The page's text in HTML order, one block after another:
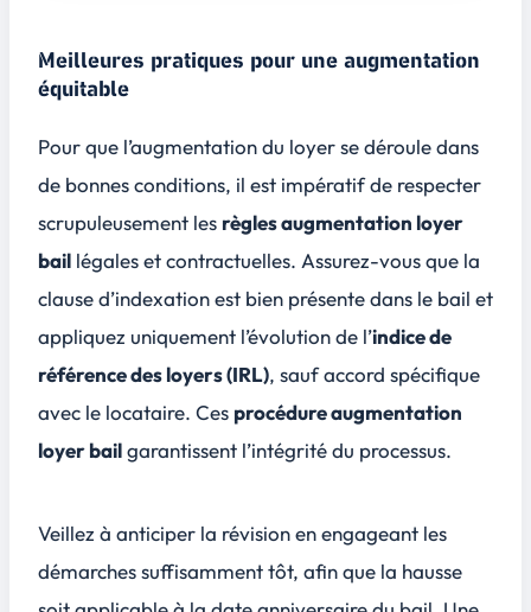
Meilleures pratiques pour une augmentation
équitable
Pour que l’augmentation du loyer se déroule dans
de bonnes conditions, il est impératif de respecter
scrupuleusement les règles augmentation loyer
bail légaleset contractuelles. Assurez-vous que la
clause d’indexation est bien présente dans le bail et
appliquez uniquement l’évolution de l’indice de
référence des loyers (IRL), sauf accord spécifique
avec le locataire. Ces procédure augmentation
loyer bailgarantissent l’intégrité du processus.
Veillez à anticiper la révision en engageant les
démarches suffisamment tôt, afin que la hausse